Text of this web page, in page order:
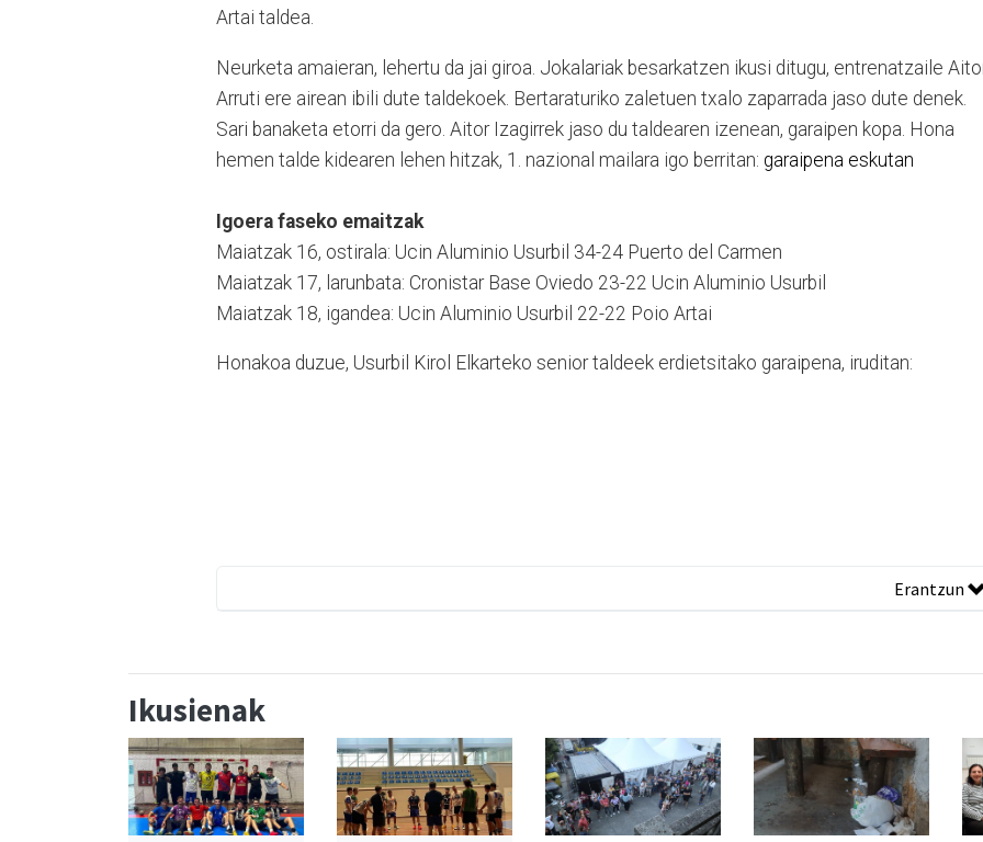
Artai taldea.
Neurketa amaieran, lehertu da jai giroa. Jokalariak besarkatzen ikusi ditugu, entrenatzaile
Arruti ere airean ibili dute taldekoek. Bertaraturiko zaletuen txalo zaparrada jaso dute denek.
Sari banaketa etorri da gero. Aitor Izagirrek jaso du taldearen izenean, garaipen kopa. Hona
hemen talde kidearen lehen hitzak, 1. nazional mailara igo berritan: garaipena eskutan
Igoera faseko emaitzak
Maiatzak 16, ostirala: Ucin Aluminio Usurbil 34-24 Puerto del Carmen
Maiatzak 17, larunbata: Cronistar Base Oviedo 23-22 Ucin Aluminio Usurbil
Maiatzak 18, igandea: Ucin Aluminio Usurbil 22-22 Poio Artai
Honakoa duzue, Usurbil Kirol Elkarteko senior taldeek erdietsitako garaipena, iruditan:
Erantzun
Ikusienak